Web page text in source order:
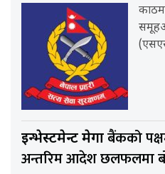
इन्भेस्टमेन्ट मेगाबैंकको
अन्तरिम आदेश छलफलमा